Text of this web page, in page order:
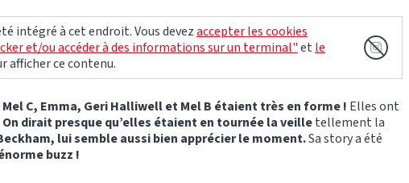
intégré à cet endroit. Vous devezaccepter les cookies
et/ou accéder à des informations sur un terminal"et le
afficher ce contenu.
Mel C, Emma, Geri Halliwell et Mel B étaient très en forme ! Elles ont
On dirait presque qu’elles étaient en tournée la veilletellement la
lui semble aussi bien apprécier le moment.Sa story a été
buzz !